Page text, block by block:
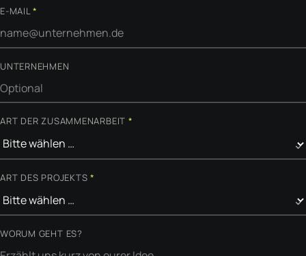
E-MAIL*
UNTERNEHMEN
ART DER ZUSAMMENARBEIT *
ART DES PROJEKTS*
WORUM GEHT ES?